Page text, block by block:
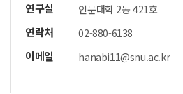
연구실 인문대학 2동 421호
연락처 02-880-6138
이메일
hanabi11@snu.ac.kr